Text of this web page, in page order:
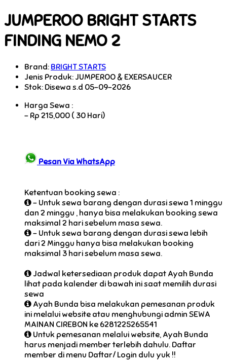
JUMPEROO BRIGHT STARTS
FINDING NEMO 2
Brand: BRIGHT STARTS
Jenis Produk: JUMPEROO & EXERSAUCER
Stok: Disewa s.d 05-09-2026
Harga Sewa :
- Rp 215,000 ( 30 Hari)
Pesan Via WhatsApp
Ketentuan booking sewa :
- Untuk sewa barang dengan durasi sewa 1 minggu
dan 2 minggu , hanya bisa melakukan booking sewa
maksimal 2 hari sebelum masa sewa.
- Untuk sewa barang dengan durasi sewa lebih
dari 2 Minggu hanya bisa melakukan booking
maksimal 3 hari sebelum masa sewa.
Jadwal ketersediaan produk dapat Ayah Bunda
lihat pada kalender di bawah ini saat memilih durasi
sewa
Ayah Bunda bisa melakukan pemesanan produk
ini melalui website atau menghubungi admin SEWA
MAINAN CIREBON ke 6281225265541
Untuk pemesanan melalui website, Ayah Bunda
harus menjadi member terlebih dahulu. Daftar
member di menu Daftar/ Login dulu yuk !!